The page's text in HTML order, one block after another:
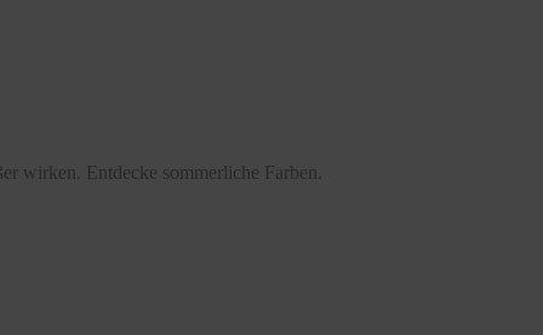
wirken. Entdecke sommerliche Farben.